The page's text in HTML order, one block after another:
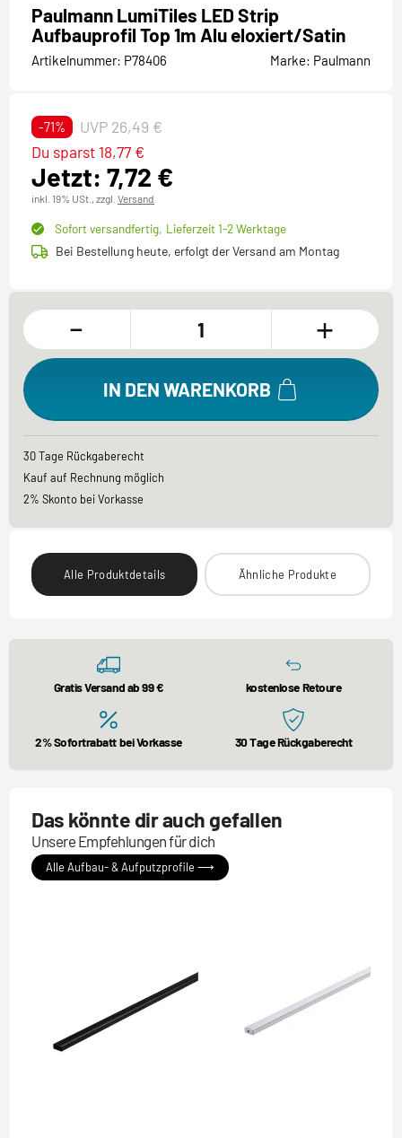
Paulmann LumiTiles LED Strip
Aufbauprofil Top 1m Alu eloxiert/Satin
Artikelnummer: P78406 Marke: Paulmann
-71% UVP 26,49 €
Jetzt: 7,72 €
Du sparst 18,77 €
inkl. 19% USt., zzgl. Versand
Sofort versandfertig, Lieferzeit 1-2 Werktage
Bei Bestellung heute, erfolgt der Versand am Montag
- +
IN DEN WARENKORB
30 Tage Rückgaberecht
Kauf auf Rechnung möglich
2% Skonto bei Vorkasse
Alle Produktdetails Ähnliche Produkte
Gratis Versand ab 99 € kostenlose Retoure
2% Sofortrabatt bei Vorkasse 30 Tage Rückgaberecht
Das könnte dir auch gefallen
Unsere Empfehlungen für dich
Alle Aufbau- & Aufputzprofile ⟶